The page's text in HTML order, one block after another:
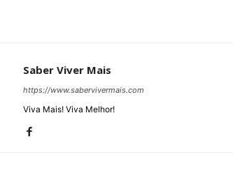
Saber Viver Mais
https://www.sabervivermais.com
Viva Mais! Viva Melhor!